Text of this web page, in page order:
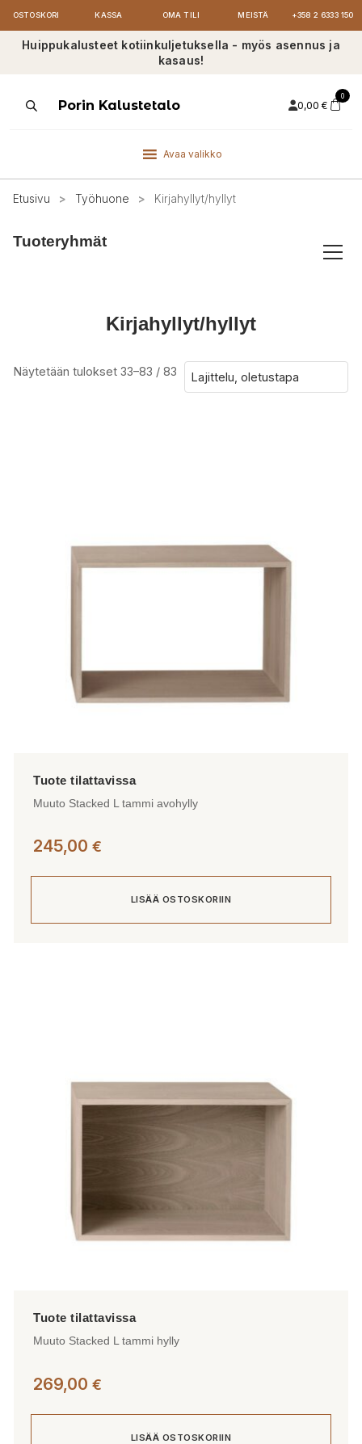
OSTOSKORI KASSA OMA TILI MEISTÄ +358 2 6333 150
Huippukalusteet kotiinkuljetuksella - myös asennus ja
kasaus!
ProductsPorin Kalustetalo 0,00 €
0
Avaa valikko
Etusivu > Työhuone > Kirjahyllyt/hyllyt
Tuoteryhmät
Kirjahyllyt/hyllyt
Näytetään tulokset 33–83 / 83
Muuto Stacked L tammi avohylly
245,00 €
LISÄÄ OSTOSKORIIN
Muuto Stacked L tammi hylly
269,00 €
LISÄÄ OSTOSKORIIN